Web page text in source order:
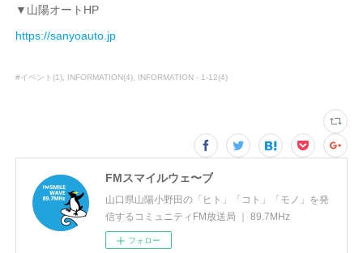
▼山陽オートHP
https://sanyoauto.jp
#イベント(1) INFORMATION(4) INFORMATION - 1-12(4)
FMスマイルウェ〜ブ
山口県山陽小野田の「ヒト」「コト」「モノ」を発
信するコミュニティFM放送局 ｜ 89.7MHz
フォロー